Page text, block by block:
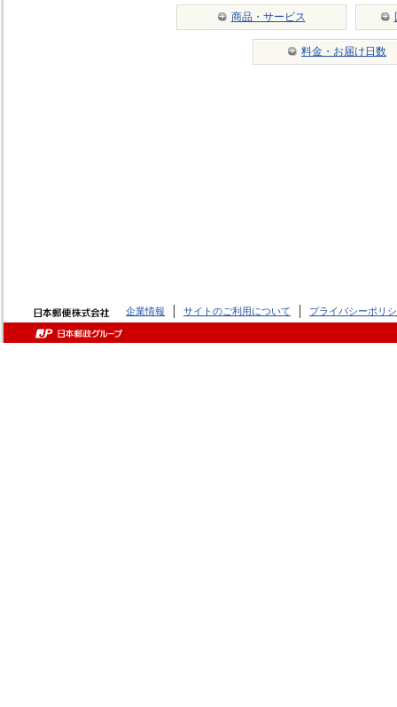
商品・サービス
料金・お届け日数
企業情報 サイトのご利用について プライバシーポリ